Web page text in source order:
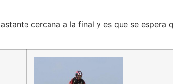
cercana a la final y es que se espera